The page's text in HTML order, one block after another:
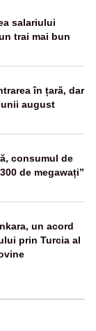
salariului
trai mai bun
în țară, dar
august
consumul de
de megawați”
un acord
prin Turcia al